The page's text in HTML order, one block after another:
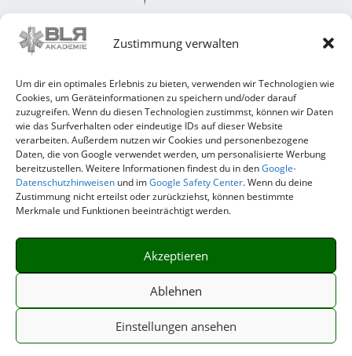
Zustimmung verwalten
Um dir ein optimales Erlebnis zu bieten, verwenden wir Technologien wie
Cookies, um Geräteinformationen zu speichern und/oder darauf
zuzugreifen. Wenn du diesen Technologien zustimmst, können wir Daten
wie das Surfverhalten oder eindeutige IDs auf dieser Website
verarbeiten. Außerdem nutzen wir Cookies und personenbezogene
Daten, die von Google verwendet werden, um personalisierte Werbung
bereitzustellen. Weitere Informationen findest du in denGoogle-
Datenschutzhinweisen und imGoogle Safety Center. Wenn du deine
Zustimmung nicht erteilst oder zurückziehst, können bestimmte
Merkmale und Funktionen beeinträchtigt werden.
Akzeptieren
Ablehnen
Einstellungen ansehen
Impressum
Datenschutzerklärung
Unser Team
Allgemeine Geschäftsbedingungen (AGB)